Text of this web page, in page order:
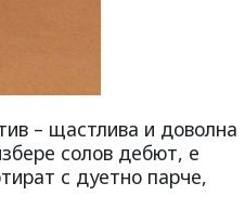
– щастлива и доволна
солов дебют, е
с дуетно парче,